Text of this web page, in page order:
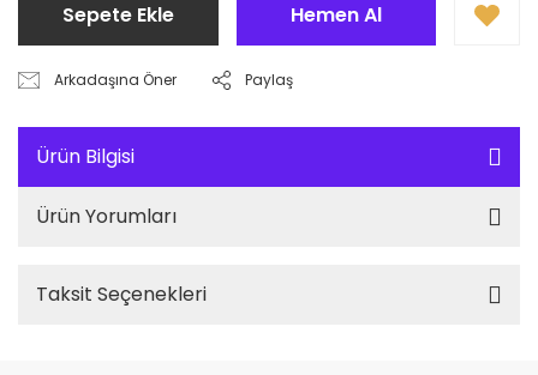
Sepete Ekle Hemen Al
Arkadaşına Öner Paylaş
Ürün Bilgisi
Ürün Yorumları
Taksit Seçenekleri